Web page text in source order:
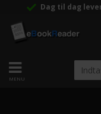
Dag til dag